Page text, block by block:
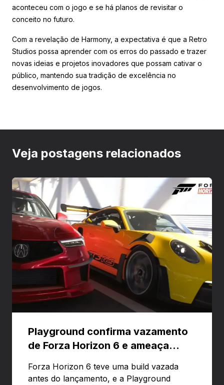
aconteceu com o jogo e se há planos de revisitar o
conceito no futuro.
Com a revelação de Harmony, a expectativa é que a Retro
Studios possa aprender com os erros do passado e trazer
novas ideias e projetos inovadores que possam cativar o
público, mantendo sua tradição de excelência no
desenvolvimento de jogos.
Veja postagens relacionados
Playground confirma vazamento
de Forza Horizon 6 e ameaça
Forza Horizon 6 teve uma build vazada
antes do lançamento, e a Playground